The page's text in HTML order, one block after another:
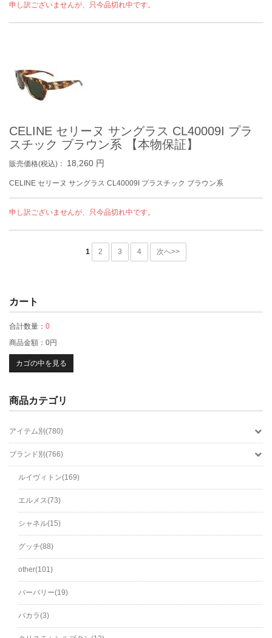
申し訳ございませんが、只今品切れ中です。
CELINE セリーヌ サングラス CL40009I プラ
スチック ブラウン系 【本物保証】
販売価格(税込)： 18,260 円
CELINE セリーヌ サングラス CL40009I プラスチック ブラウン系
申し訳ございませんが、只今品切れ中です。
1 2 3 4 次へ>>
カート
合計数量： 0
商品金額： 0円
カゴの中を見る
商品カテゴリ
アイテム別(780)
ブランド別(766)
ルイヴィトン(169)
エルメス(73)
シャネル(15)
グッチ(88)
other(101)
バーバリー(19)
バカラ(3)